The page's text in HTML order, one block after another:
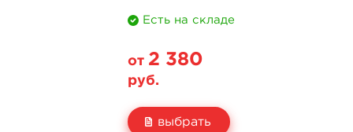
Есть на складе
от 2 380
руб.
выбрать